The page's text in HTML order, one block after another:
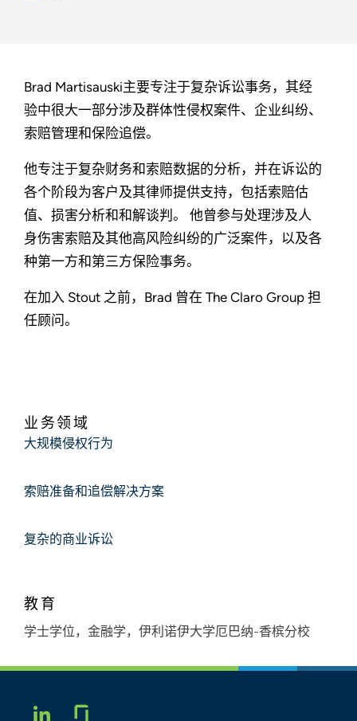
Brad Martisauski主要专注于复杂诉讼事务，其经
验中很大一部分涉及群体性侵权案件、企业纠纷、
索赔管理和保险追偿。
他专注于复杂财务和索赔数据的分析，并在诉讼的
各个阶段为客户及其律师提供支持，包括索赔估
值、损害分析和和解谈判。 他曾参与处理涉及人
身伤害索赔及其他高风险纠纷的广泛案件，以及各
种第一方和第三方保险事务。
在加入 Stout 之前，Brad 曾在 The Claro Group 担
任顾问。
业务领域
大规模侵权行为
索赔准备和追偿解决方案
复杂的商业诉讼
教育
学士学位，金融学，伊利诺伊大学厄巴纳-香槟分校
LINKEDIN